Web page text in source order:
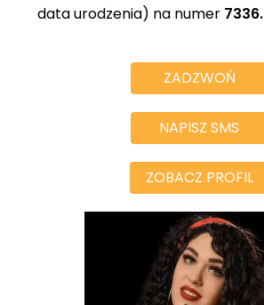
data urodzenia) na numer 7336.
ZADZWOŃ
NAPISZ SMS
ZOBACZ PROFIL